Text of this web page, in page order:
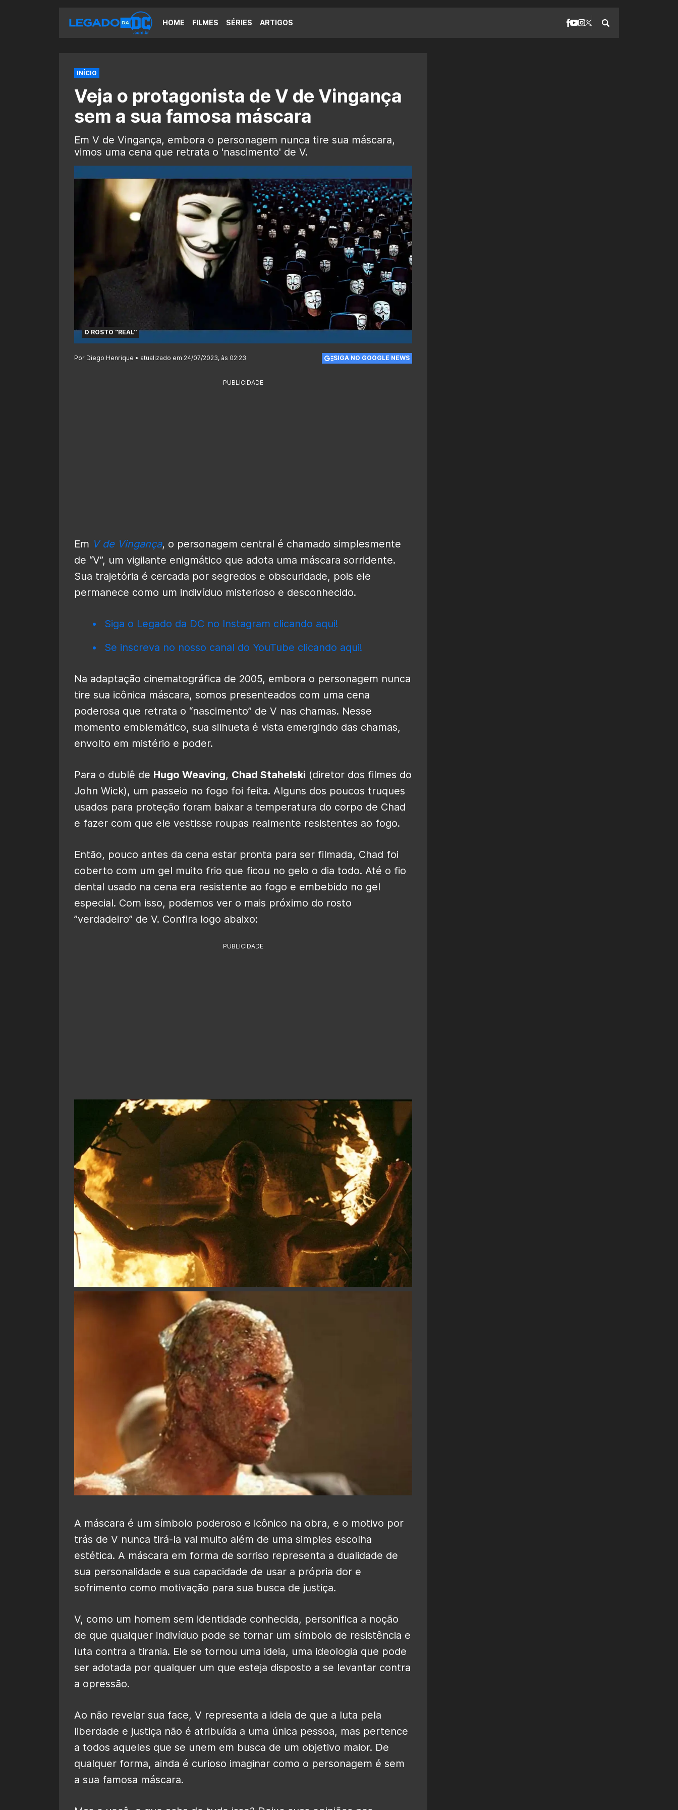
HOME FILMES SÉRIES ARTIGOS
INÍCIO
Veja o protagonista de V de Vingança
sem a sua famosa máscara
Em V de Vingança, embora o personagem nunca tire sua máscara,
vimos uma cena que retrata o 'nascimento' de V.
O ROSTO ''REAL''
Por Diego Henrique • atualizado em 24/07/2023, às 02:23 SIGA NO GOOGLE NEWS
PUBLICIDADE
Em V de Vingança, o personagem central é chamado simplesmente
de “V”, um vigilante enigmático que adota uma máscara sorridente.
Sua trajetória é cercada por segredos e obscuridade, pois ele
permanece como um indivíduo misterioso e desconhecido.
Siga o Legado da DC no Instagram clicando aqui!
Se inscreva no nosso canal do YouTube clicando aqui!
Na adaptação cinematográfica de 2005, embora o personagem nunca
tire sua icônica máscara, somos presenteados com uma cena
poderosa que retrata o “nascimento” de V nas chamas. Nesse
momento emblemático, sua silhueta é vista emergindo das chamas,
envolto em mistério e poder.
Para o dublê de Hugo Weaving, Chad Stahelski (diretor dos filmes do
John Wick), um passeio no fogo foi feita. Alguns dos poucos truques
usados ​​para proteção foram baixar a temperatura do corpo de Chad
e fazer com que ele vestisse roupas realmente resistentes ao fogo.
Então, pouco antes da cena estar pronta para ser filmada, Chad foi
coberto com um gel muito frio que ficou no gelo o dia todo. Até o fio
dental usado na cena era resistente ao fogo e embebido no gel
especial. Com isso, podemos ver o mais próximo do rosto
”verdadeiro” de V. Confira logo abaixo:
PUBLICIDADE
A máscara é um símbolo poderoso e icônico na obra, e o motivo por
trás de V nunca tirá-la vai muito além de uma simples escolha
estética. A máscara em forma de sorriso representa a dualidade de
sua personalidade e sua capacidade de usar a própria dor e
sofrimento como motivação para sua busca de justiça.
V, como um homem sem identidade conhecida, personifica a noção
de que qualquer indivíduo pode se tornar um símbolo de resistência e
luta contra a tirania. Ele se tornou uma ideia, uma ideologia que pode
ser adotada por qualquer um que esteja disposto a se levantar contra
a opressão.
Ao não revelar sua face, V representa a ideia de que a luta pela
liberdade e justiça não é atribuída a uma única pessoa, mas pertence
a todos aqueles que se unem em busca de um objetivo maior. De
qualquer forma, ainda é curioso imaginar como o personagem é sem
a sua famosa máscara.